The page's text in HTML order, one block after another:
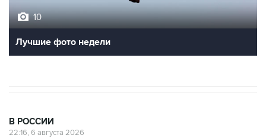
10
Лучшие фото недели
В РОССИИ
22:16, 6 августа 2026